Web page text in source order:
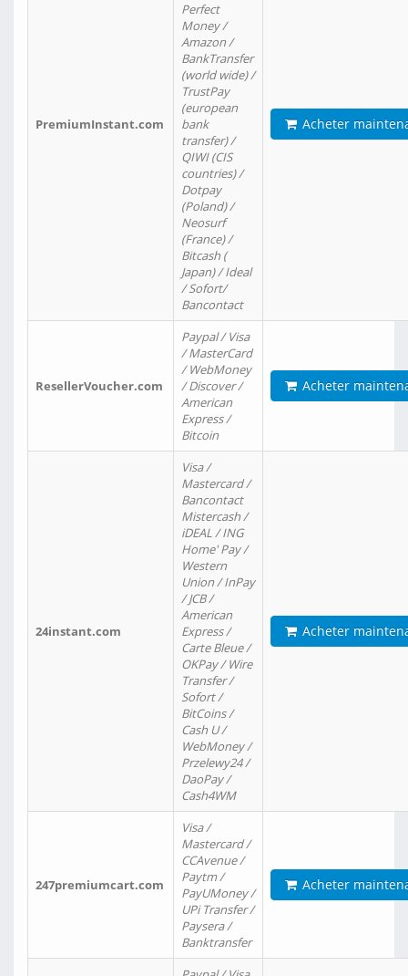
PremiumInstant.com
Perfect
Money /
Amazon /
BankTransfer
(world wide) /
TrustPay
(european
bank
transfer) /
QIWI (CIS
countries) /
Dotpay
(Poland) /
Neosurf
(France) /
Bitcash (
Japan) / Ideal
/ Sofort/
Bancontact
Acheter
ResellerVoucher.com
Paypal / Visa
/ MasterCard
/ WebMoney
/ Discover /
American
Express /
Bitcoin
Acheter
24instant.com
Visa /
Mastercard /
Bancontact
Mistercash /
iDEAL / ING
Home' Pay /
Western
Union / InPay
/ JCB /
American
Express /
Carte Bleue /
OKPay / Wire
Transfer /
Sofort /
BitCoins /
Cash U /
WebMoney /
Przelewy24 /
DaoPay /
Cash4WM
Acheter
247premiumcart.com
Visa /
Mastercard /
CCAvenue /
Paytm /
PayUMoney /
UPi Transfer /
Paysera /
Banktransfer
Acheter